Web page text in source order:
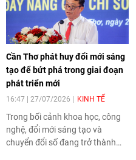
Cần Thơ phát huy đổi mới sáng
tạo để bứt phá trong giai đoạn
phát triển mới
16:47 | 27/07/2026 KINH TẾ
Trong bối cảnh khoa học, công
nghệ, đổi mới sáng tạo và
chuyển đổi số đang trở thành